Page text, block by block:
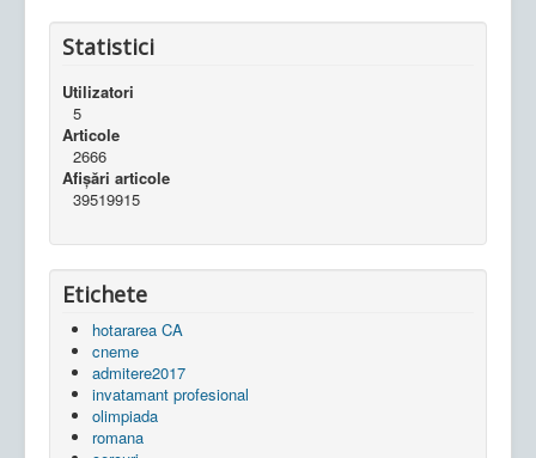
Statistici
Utilizatori
5
Articole
2666
Afișări articole
39519915
Etichete
hotararea CA
cneme
admitere2017
invatamant profesional
olimpiada
romana